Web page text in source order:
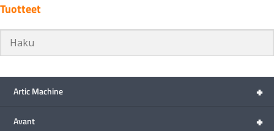
Tuotteet
+
Artic Machine
+
Avant